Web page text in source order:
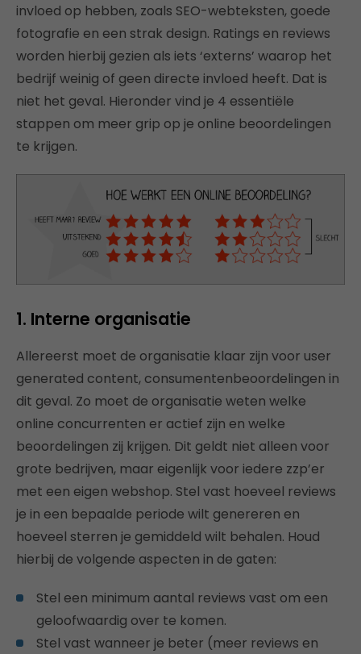
invloed op hebben, zoals SEO-webteksten, goede
fotografie en een strak design. Ratings en reviews
worden hierbij gezien als iets ‘externs’ waarop het
bedrijf weinig of geen directe invloed heeft. Dat is
niet het geval. Hieronder vind je 4 essentiële
stappen om meer grip op je online beoordelingen
te krijgen.
1. Interne organisatie
Allereerst moet de organisatie klaar zijn voor user
generated content, consumentenbeoordelingen in
dit geval. Zo moet de organisatie weten welke
online concurrenten er actief zijn en welke
beoordelingen zij krijgen. Dit geldt niet alleen voor
grote bedrijven, maar eigenlijk voor iedere zzp’er
met een eigen webshop. Stel vast hoeveel reviews
je in een bepaalde periode wilt genereren en
hoeveel sterren je gemiddeld wilt behalen. Houd
hierbij de volgende aspecten in de gaten:
Stel een minimum aantal reviews vast om een
geloofwaardig over te komen.
Stel vast wanneer je beter (meer reviews en